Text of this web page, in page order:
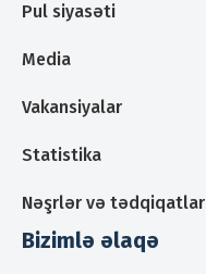
Pul siyasəti
Media
Vakansiyalar
Statistika
Nəşrlər və tədqiqatlar
Bizimlə əlaqə